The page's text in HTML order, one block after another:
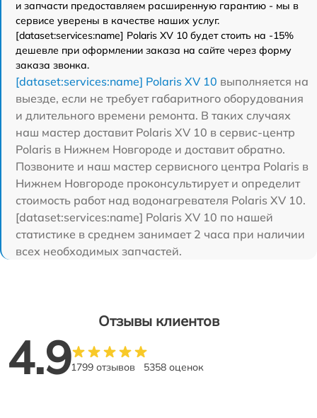
и запчасти предоставляем расширенную гарантию - мы в
сервисе уверены в качестве наших услуг.
[dataset:services:name] Polaris XV 10 будет стоить на -15%
дешевле при оформлении заказа на сайте через форму
заказа звонка.
[dataset:services:name] Polaris XV 10 выполняется на
выезде, если не требует габаритного оборудования
и длительного времени ремонта. В таких случаях
наш мастер доставит Polaris XV 10 в сервис-центр
Polaris в Нижнем Новгороде и доставит обратно.
Позвоните и наш мастер сервисного центра Polaris в
Нижнем Новгороде проконсультирует и определит
стоимость работ над водонагревателя Polaris XV 10.
[dataset:services:name] Polaris XV 10 по нашей
статистике в среднем занимает 2 часа при наличии
всех необходимых запчастей.
Отзывы клиентов
4.91799 отзывов 5358 оценок